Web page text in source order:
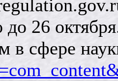
26
в сфере